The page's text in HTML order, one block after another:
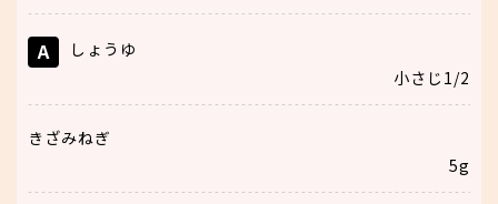
A
しょうゆ
小さじ1/2
きざみねぎ
5g